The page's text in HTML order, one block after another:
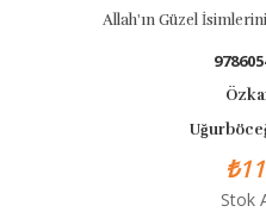
Allah'ın Güzel İsimlerini
Özkan
Uğurböceği
Stok